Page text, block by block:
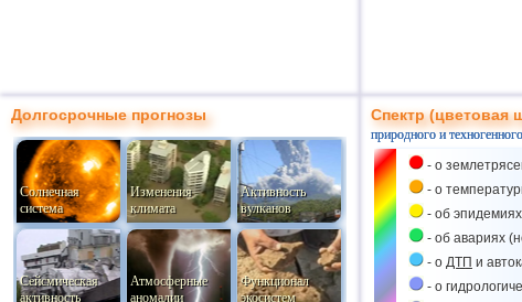
Долгосрочные прогнозы
Солнечная
система
Изменения
климата
Активность
вулканов
Сейсмическая
активность
Атмосферные
аномалии
Функционал
экосистем
Спектр (цветовая
природного и
- о
- о
- об эпидемиях
- об авариях
- о ДТП и
- о